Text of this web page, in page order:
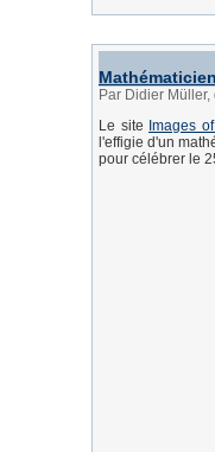
Par Didier
Le site Images
l'effigie d'un
pour célébrer le